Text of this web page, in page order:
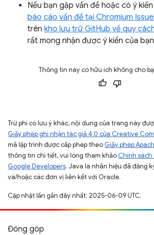
Nếu bạn gặp vấn đề hoặc có ý
báo cáo vấn đề tại Chromium
trên kho lưu trữ GitHub về quy
rất mong nhận được ý kiến của
Thông tin này có hữu ích không cho
Trừ phi có lưu ý khác, nội dung của trang này
Giấy phép ghi nhận tác giả 4.0 của Creative
mã lập trình được cấp phép theo Giấy phép
thông tin chi tiết, vui lòng tham khảo Chính
Google Developers. Java là nhãn hiệu đã đăng
và/hoặc các đơn vị liên kết với Oracle.
Cập nhật lần gần đây nhất: 2025-06-09 UTC.
Đóng góp